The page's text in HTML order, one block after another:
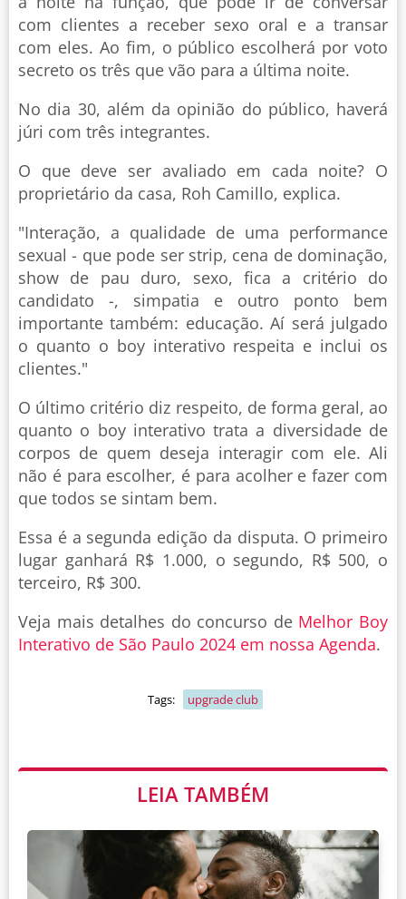
com clientes a receber sexo oral e a transar
com eles. Ao fim, o público escolherá por voto
secreto os três que vão para a última noite.
No dia 30, além da opinião do público, haverá
júri com três integrantes.
O que deve ser avaliado em cada noite? O
proprietário da casa, Roh Camillo, explica.
"Interação, a qualidade de uma performance
sexual - que pode ser strip, cena de dominação,
show de pau duro, sexo, fica a critério do
candidato -, simpatia e outro ponto bem
importante também: educação. Aí será julgado
o quanto o boy interativo respeita e inclui os
clientes."
O último critério diz respeito, de forma geral, ao
quanto o boy interativo trata a diversidade de
corpos de quem deseja interagir com ele. Ali
não é para escolher, é para acolher e fazer com
que todos se sintam bem.
Essa é a segunda edição da disputa. O primeiro
lugar ganhará R$ 1.000, o segundo, R$ 500, o
terceiro, R$ 300.
Veja mais detalhes do concurso de Melhor Boy
Interativo de São Paulo 2024 em nossa Agenda.
Tags: upgrade club
LEIA TAMBÉM